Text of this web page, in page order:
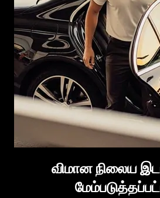
விமான நிலைய